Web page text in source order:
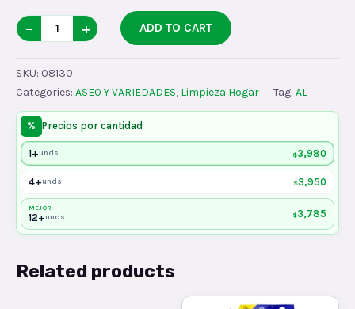
BQDOR
BLANCOXx1000x12*
quantity
− + ADD TO CART
SKU: 08130
Categories: ASEO Y VARIEDADES, Limpieza Hogar Tag: AL
% Precios por cantidad
1+unds $3,980
4+unds $3,950
MEJOR
12+unds $3,785
Related products